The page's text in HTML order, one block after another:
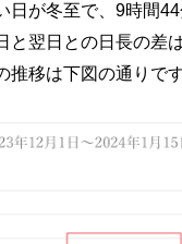
日が冬至で、9時間
と翌日との日長の差
推移は下図の通りです